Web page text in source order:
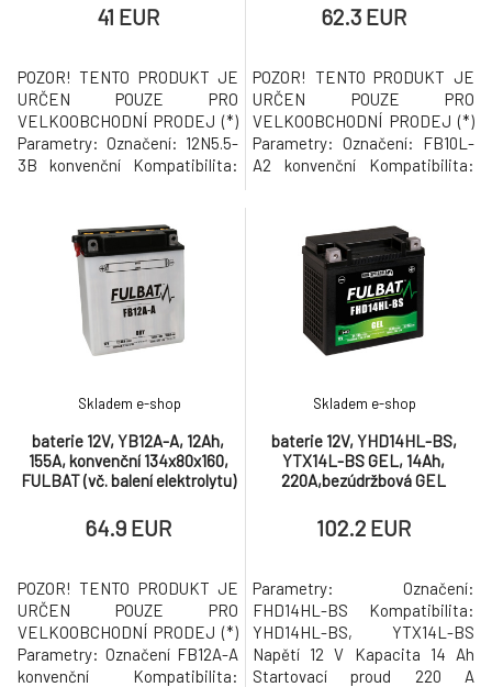
41 EUR
POZOR! TENTO PRODUKT JE
URČEN POUZE PRO
VELKOOBCHODNÍ PRODEJ (*)
Parametry: Označení: 12N5.5-
3B konvenční Kompatibilita:
proud 55 A Rozměry 135 x 60 x
130 mm Pólování: - / + (plus
vpravo) Váha 2,27 kg (*) Prodej
baterií v nezprovozněném
stavu s ampulí kyseliny sírové,
62.3 EUR
POZOR! TENTO PRODUKT JE
URČEN POUZE PRO
VELKOOBCHODNÍ PRODEJ (*)
Parametry: Označení: FB10L-
A2 konvenční Kompatibilita:
Rozměry 135 x 90 x 145 mm
Pólování: - / + (plus vpravo)
Váha 3,59 kg (*) Prodej baterií v
nezprovozněném stavu s
ampulí kyseliny sírové, stejně
baterie 12V, YB12A-A, 12Ah,
155A, konvenční 134x80x160,
FULBAT (vč. balení elektrolytu)
Skladem e-shop
64.9 EUR
POZOR! TENTO PRODUKT JE
URČEN POUZE PRO
VELKOOBCHODNÍ PRODEJ (*)
Parametry: Označení FB12A-A
konvenční Kompatibilita:
baterie 12V, YHD14HL-BS,
YTX14L-BS GEL, 14Ah,
220A,bezúdržbová GEL
150x87x145 (aktivovaná ve
výrobě)
Skladem e-shop
102.2 EUR
Parametry: Označení:
FHD14HL-BS Kompatibilita:
YHD14HL-BS, YTX14L-BS
Napětí 12 V Kapacita 14 Ah
Startovací proud 220 A